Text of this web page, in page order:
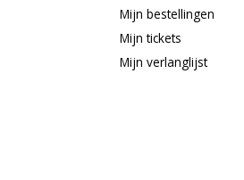
Mijn bestellingen
Mijn tickets
Mijn verlanglijst